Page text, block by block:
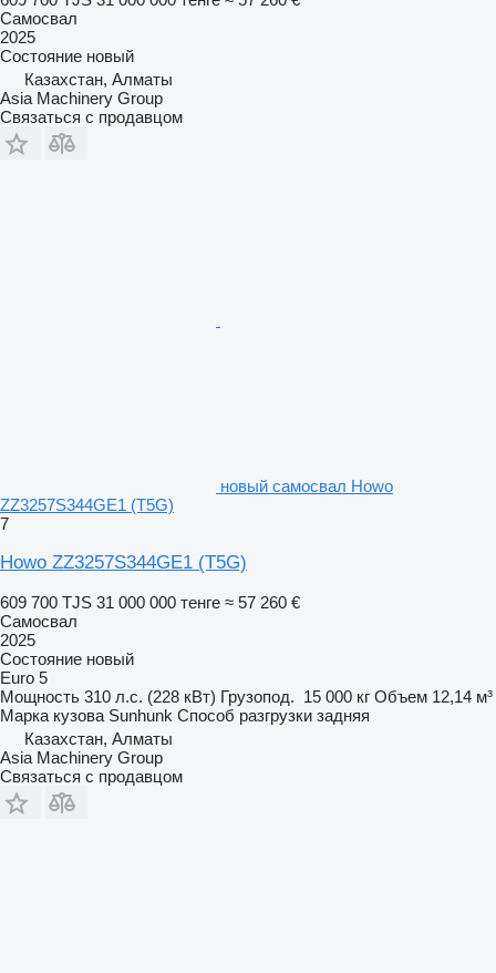
Самосвал
2025
Состояние новый
Казахстан, Алматы
Asia Machinery Group
Связаться с продавцом
новый самосвал Howo
ZZ3257S344GE1 (T5G)
7
Howo ZZ3257S344GE1 (T5G)
609 700 TJS 31 000 000 тенге ≈ 57 260 €
Самосвал
2025
Состояние новый
Euro 5
Мощность 310 л.с. (228 кВт) Грузопод. 15 000 кг Объем 12,14 м³
Марка кузова Sunhunk Способ разгрузки задняя
Казахстан, Алматы
Asia Machinery Group
Связаться с продавцом